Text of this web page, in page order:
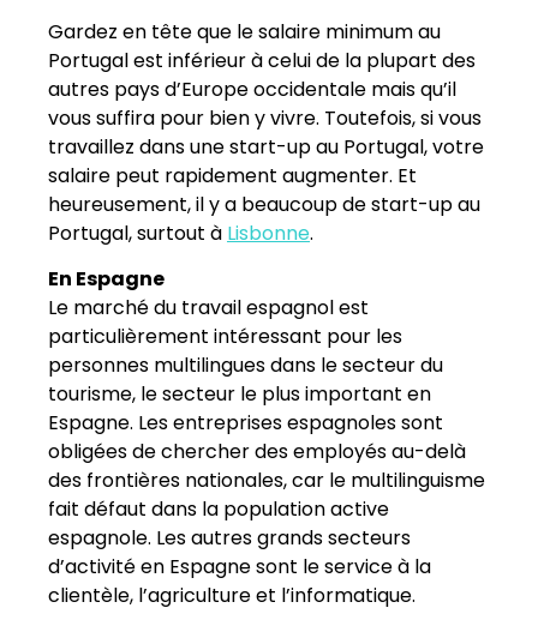
Gardez en tête que le salaire minimum au
Portugal est inférieur à celui de la plupart des
autres pays d’Europe occidentale mais qu’il
vous suffira pour bien y vivre. Toutefois, si vous
travaillez dans une start-up au Portugal, votre
salaire peut rapidement augmenter. Et
heureusement, il y a beaucoup de start-up au
Portugal, surtout à Lisbonne.
En Espagne
Le marché du travail espagnol est
particulièrement intéressant pour les
personnes multilingues dans le secteur du
tourisme, le secteur le plus important en
Espagne. Les entreprises espagnoles sont
obligées de chercher des employés au-delà
des frontières nationales, car le multilinguisme
fait défaut dans la population active
espagnole. Les autres grands secteurs
d’activité en Espagne sont le service à la
clientèle, l’agriculture et l’informatique.